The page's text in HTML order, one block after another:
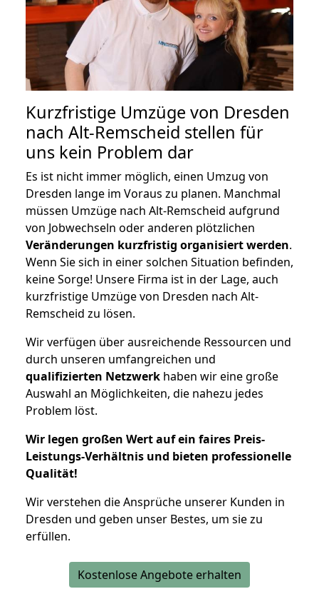
Kurzfristige Umzüge von Dresden
nach Alt-Remscheid stellen für
uns kein Problem dar
Es ist nicht immer möglich, einen Umzug von
Dresden lange im Voraus zu planen. Manchmal
müssen Umzüge nach Alt-Remscheid aufgrund
von Jobwechseln oder anderen plötzlichen
Veränderungen kurzfristig organisiert werden.
Wenn Sie sich in einer solchen Situation befinden,
keine Sorge! Unsere Firma ist in der Lage, auch
kurzfristige Umzüge von Dresden nach Alt-
Remscheid zu lösen.
Wir verfügen über ausreichende Ressourcen und
durch unseren umfangreichen und
qualifizierten Netzwerk haben wir eine große
Auswahl an Möglichkeiten, die nahezu jedes
Problem löst.
Wir legen großen Wert auf ein faires Preis-
Leistungs-Verhältnis und bieten professionelle
Qualität!
Wir verstehen die Ansprüche unserer Kunden in
Dresden und geben unser Bestes, um sie zu
erfüllen.
Kostenlose Angebote erhalten